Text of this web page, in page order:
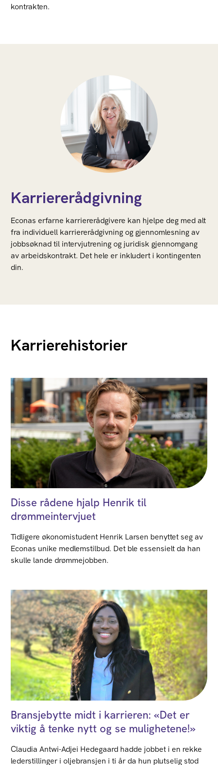
kontrakten.
Karriererådgivning
Econas erfarne karriererådgivere kan hjelpe deg med alt
fra individuell karriererådgivning og gjennomlesning av
jobbsøknad til intervjutrening og juridisk gjennomgang
av arbeidskontrakt. Det hele er inkludert i kontingenten
din.
Karrierehistorier
Disse rådene hjalp Henrik til
drømmeintervjuet
Tidligere økonomistudent Henrik Larsen benyttet seg av
Econas unike medlemstilbud. Det ble essensielt da han
skulle lande drømmejobben.
Bransjebytte midt i karrieren: «Det er
viktig å tenke nytt og se mulighetene!»
Claudia Antwi-Adjei Hedegaard hadde jobbet i en rekke
lederstillinger i oljebransjen i ti år da hun plutselig stod